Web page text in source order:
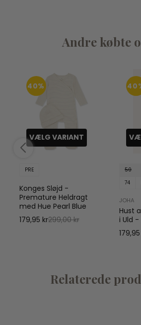
Andre købte
40%
VÆLG VARIANT
PRE
Konges Sløjd -
Premature Heldragt
med Hue Pearl Blue
179,95 kr299,00 kr
50
74
JOHA
Hust
i Uld
Relaterede